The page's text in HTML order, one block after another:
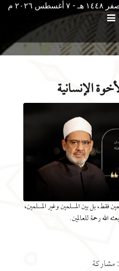
الإنسانية
فقط، بل بين المسلمين وغير المسلمين،
الله رحمة للعالمين.
: مشاركة